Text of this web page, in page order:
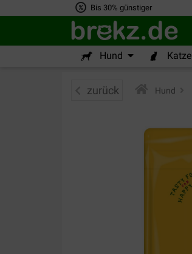
Bis 30% günstiger
Hund Katze
zurück Hund